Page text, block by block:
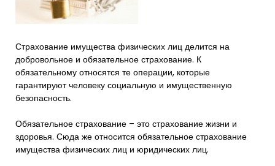
Страхование имущества физических лиц делится на
добровольное и обязательное страхование. К
обязательному относятся те операции, которые
гарантируют человеку социальную и имущественную
безопасность.
Обязательное страхование – это страхование жизни и
здоровья. Сюда же относится обязательное страхование
имущества физических лиц и юридических лиц.